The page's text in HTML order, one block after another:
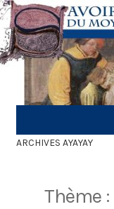
Skip
to
content
ARCHIVES AYAYAY
Thème :